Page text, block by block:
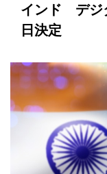
インド デジ
日決定